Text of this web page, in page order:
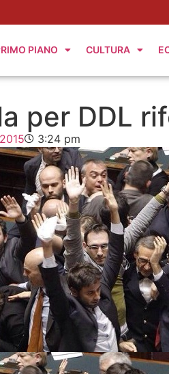
PIANO CULTURA
per DDL
3:24 pm